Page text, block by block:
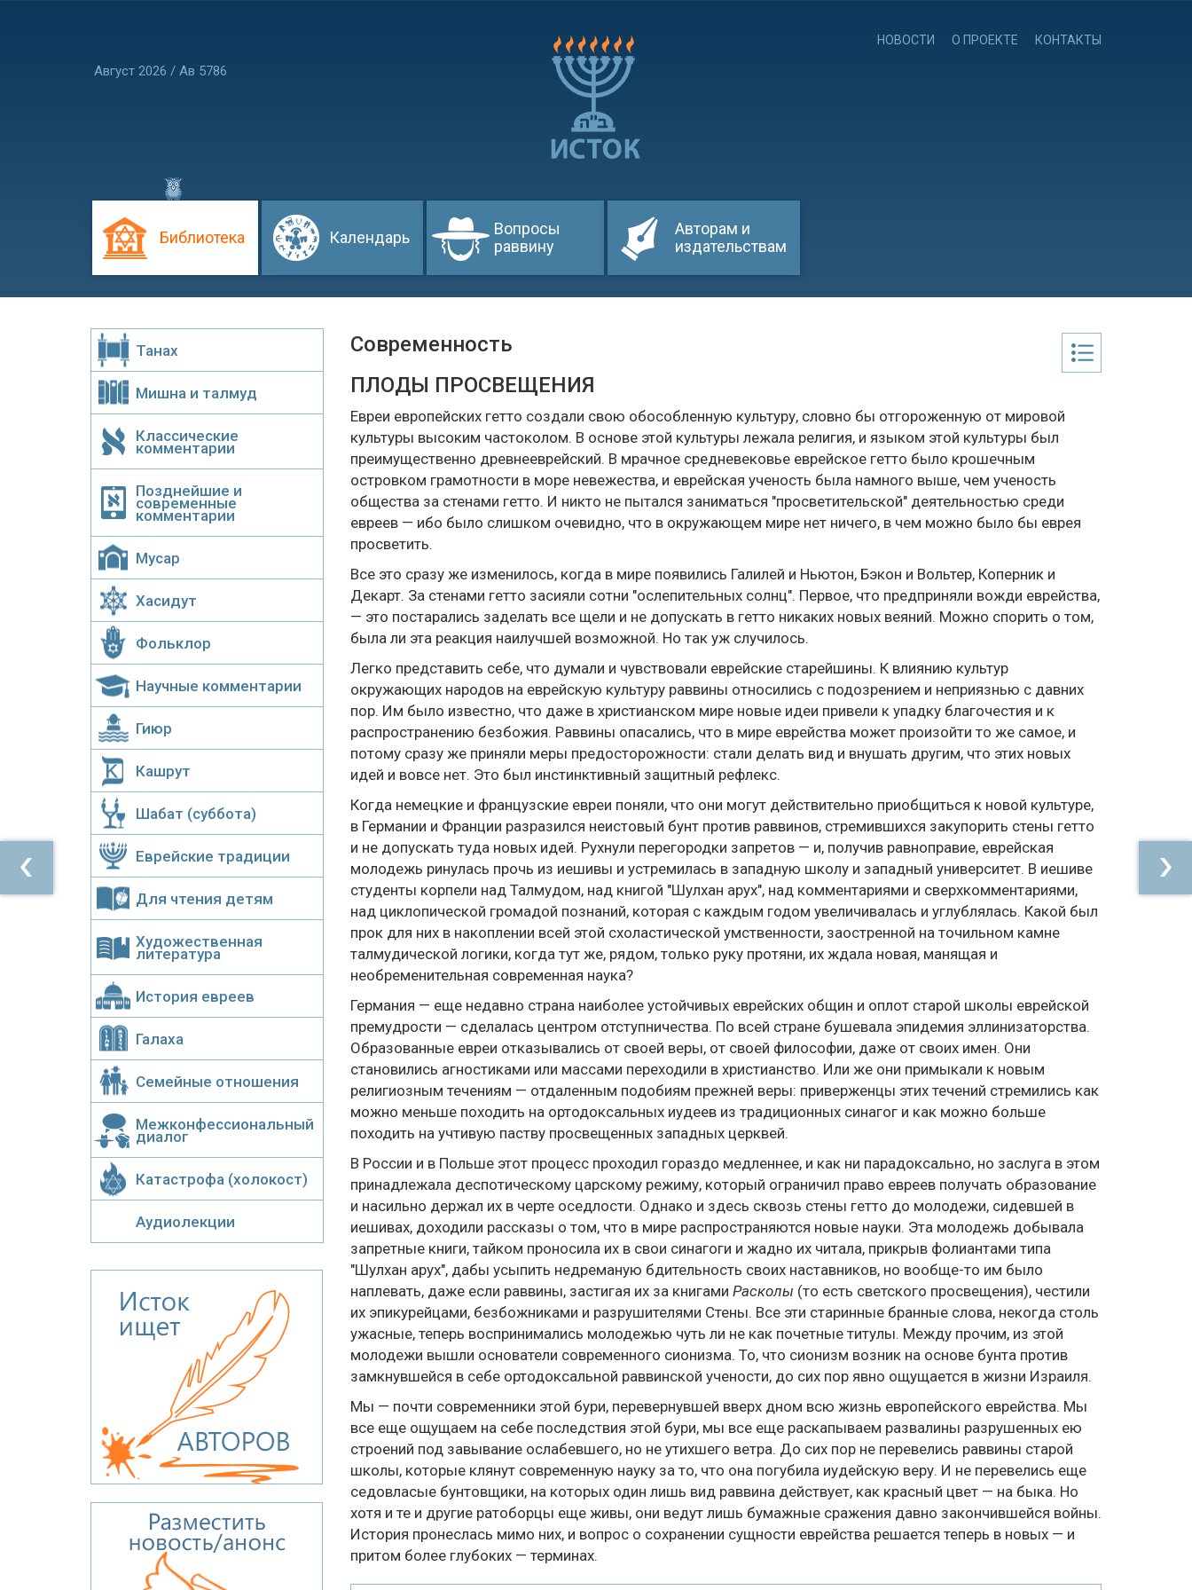
Август 2026 / Ав 5786
НОВОСТИ О ПРОЕКТЕ КОНТАКТЫ
Библиотека Календарь
Вопросы
раввину
Авторам и
издательствам
Современность
ПЛОДЫ ПРОСВЕЩЕНИЯ
Евреи европейских гетто создали свою обособленную культуру, словно бы отгороженную от мировой
культуры высоким частоколом. В основе этой культуры лежала религия, и языком этой культуры был
преимущественно древнееврейский. В мрачное средневековье еврейское гетто было крошечным
островком грамотности в море невежества, и еврейская ученость была намного выше, чем ученость
общества за стенами гетто. И никто не пытался заниматься "просветительской" деятельностью среди
евреев — ибо было слишком очевидно, что в окружающем мире нет ничего, в чем можно было бы еврея
просветить.
Все это сразу же изменилось, когда в мире появились Галилей и Ньютон, Бэкон и Вольтер, Коперник и
Декарт. За стенами гетто засияли сотни "ослепительных солнц". Первое, что предприняли вожди еврейства,
— это постарались заделать все щели и не допускать в гетто никаких новых веяний. Можно спорить о том,
была ли эта реакция наилучшей возможной. Но так уж случилось.
Легко представить себе, что думали и чувствовали еврейские старейшины. К влиянию культур
окружающих народов на еврейскую культуру раввины относились с подозрением и неприязнью с давних
пор. Им было известно, что даже в христианском мире новые идеи привели к упадку благочестия и к
распространению безбожия. Раввины опасались, что в мире еврейства может произойти то же самое, и
потому сразу же приняли меры предосторожности: стали делать вид и внушать другим, что этих новых
идей и вовсе нет. Это был инстинктивный защитный рефлекс.
Когда немецкие и французские евреи поняли, что они могут действительно приобщиться к новой культуре,
в Германии и Франции разразился неистовый бунт против раввинов, стремившихся закупорить стены гетто
и не допускать туда новых идей. Рухнули перегородки запретов — и, получив равноправие, еврейская
молодежь ринулась прочь из иешивы и устремилась в западную школу и западный университет. В иешиве
студенты корпели над Талмудом, над книгой "Шулхан арух", над комментариями и сверхкомментариями,
над циклопической громадой познаний, которая с каждым годом увеличивалась и углублялась. Какой был
прок для них в накоплении всей этой схоластической умственности, заостренной на точильном камне
талмудической логики, когда тут же, рядом, только руку протяни, их ждала новая, манящая и
необременительная современная наука?
Германия — еще недавно страна наиболее устойчивых еврейских общин и оплот старой школы еврейской
премудрости — сделалась центром отступничества. По всей стране бушевала эпидемия эллинизаторства.
Образованные евреи отказывались от своей веры, от своей философии, даже от своих имен. Они
становились агностиками или массами переходили в христианство. Или же они примыкали к новым
религиозным течениям — отдаленным подобиям прежней веры: приверженцы этих течений стремились как
можно меньше походить на ортодоксальных иудеев из традиционных синагог и как можно больше
походить на учтивую паству просвещенных западных церквей.
В России и в Польше этот процесс проходил гораздо медленнее, и как ни парадоксально, но заслуга в этом
принадлежала деспотическому царскому режиму, который ограничил право евреев получать образование
и насильно держал их в черте оседлости. Однако и здесь сквозь стены гетто до молодежи, сидевшей в
иешивах, доходили рассказы о том, что в мире распространяются новые науки. Эта молодежь добывала
запретные книги, тайком проносила их в свои синагоги и жадно их читала, прикрыв фолиантами типа
"Шулхан арух", дабы усыпить недреманую бдительность своих наставников, но вообще-то им было
наплевать, даже если раввины, застигая их за книгами Расколы (то есть светского просвещения), честили
их эпикурейцами, безбожниками и разрушителями Стены. Все эти старинные бранные слова, некогда столь
ужасные, теперь воспринимались молодежью чуть ли не как почетные титулы. Между прочим, из этой
молодежи вышли основатели современного сионизма. То, что сионизм возник на основе бунта против
замкнувшейся в себе ортодоксальной раввинской учености, до сих пор явно ощущается в жизни Израиля.
Мы — почти современники этой бури, перевернувшей вверх дном всю жизнь европейского еврейства. Мы
все еще ощущаем на себе последствия этой бури, мы все еще раскапываем развалины разрушенных ею
строений под завывание ослабевшего, но не утихшего ветра. До сих пор не перевелись раввины старой
школы, которые клянут современную науку за то, что она погубила иудейскую веру. И не перевелись еще
седовласые бунтовщики, на которых один лишь вид раввина действует, как красный цвет — на быка. Но
хотя и те и другие ратоборцы еще живы, они ведут лишь бумажные сражения давно закончившейся войны.
История пронеслась мимо них, и вопрос о сохранении сущности еврейства решается теперь в новых — и
притом более глубоких — терминах.
Танах
Мишна и талмуд
Классические
комментарии
Позднейшие и
современные
комментарии
Мусар
Хасидут
Фольклор
Научные комментарии
Гиюр
Кашрут
Шабат (суббота)
Еврейские традиции
Для чтения детям
Художественная
литература
История евреев
Галаха
Семейные отношения
Межконфессиональный
диалог
Катастрофа (холокост)
Аудиолекции